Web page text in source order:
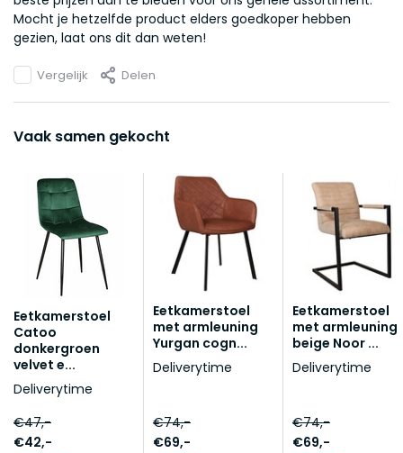
Mocht je hetzelfde product elders goedkoper hebben
gezien, laat ons dit dan weten!
Vergelijk Delen
Vaak samen gekocht
Eetkamerstoel
Catoo
donkergroen
velvet e...
Deliverytime
€47,-
€42,-
Eetkamerstoel
met armleuning
Yurgan cogn...
Deliverytime
€74,-
€69,-
Eetkamerstoel
met armleuning
beige Noor ...
Deliverytime
€74,-
€69,-